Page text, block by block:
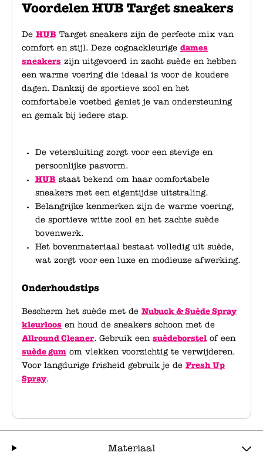
Voordelen HUB Target sneakers
De HUB Target sneakers zijn de perfecte mix van
comfort en stijl. Deze cognackleurige dames
sneakers zijn uitgevoerd in zacht suède en hebben
een warme voering die ideaal is voor de koudere
dagen. Dankzij de sportieve zool en het
comfortabele voetbed geniet je van ondersteuning
en gemak bij iedere stap.
De vetersluiting zorgt voor een stevige en
persoonlijke pasvorm.
HUB staat bekend om haar comfortabele
sneakers met een eigentijdse uitstraling.
Belangrijke kenmerken zijn de warme voering,
de sportieve witte zool en het zachte suède
bovenwerk.
Het bovenmateriaal bestaat volledig uit suède,
wat zorgt voor een luxe en modieuze afwerking.
Onderhoudstips
Bescherm het suède met de Nubuck & Suède Spray
kleurloos en houd de sneakers schoon met de
Allround Cleaner. Gebruik een suèdeborstel of een
suède gum om vlekken voorzichtig te verwijderen.
Voor langdurige frisheid gebruik je de Fresh Up
Spray.
Materiaal